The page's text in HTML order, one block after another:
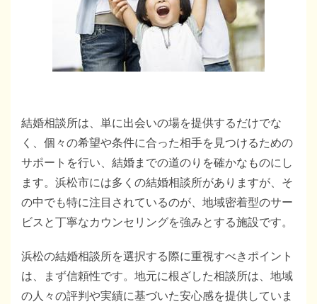
結婚相談所は、単に出会いの場を提供するだけでな
く、個々の希望や条件に合った相手を見つけるための
サポートを行い、結婚までの道のりを確かなものにし
ます。浜松市には多くの結婚相談所がありますが、そ
の中でも特に注目されているのが、地域密着型のサー
ビスと丁寧なカウンセリングを強みとする施設です。
浜松の結婚相談所を選択する際に重視すべきポイント
は、まず信頼性です。地元に根ざした相談所は、地域
の人々の評判や実績に基づいた安心感を提供していま